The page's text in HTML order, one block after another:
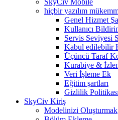
SkyCiv Mobile
hiçbir yazılım
Genel Hizmet
Kullanıcı
Servis Seviyesi
Kabul edilebilir
Üçüncü Taraf
Kurabiye &
Veri İşleme Ek
Eğitim şartları
Gizlilik
SkyCiv Kiriş
Modelinizi Oluşturmak